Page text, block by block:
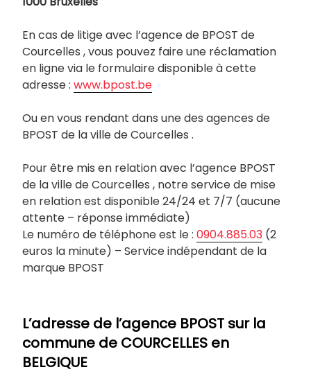
En cas de litige avec l’agence de BPOST de
Courcelles , vous pouvez faire une réclamation
en ligne via le formulaire disponible à cette
adresse : www.bpost.be
Ou en vous rendant dans une des agences de
BPOST de la ville de Courcelles .
Pour être mis en relation avec l’agence BPOST
de la ville de Courcelles , notre service de mise
en relation est disponible 24/24 et 7/7 (aucune
attente – réponse immédiate)
Le numéro de téléphone est le : 0904.885.03 (2
euros la minute) – Service indépendant de la
marque BPOST
L’adresse de l’agence BPOST sur la
commune de COURCELLES en
BELGIQUE